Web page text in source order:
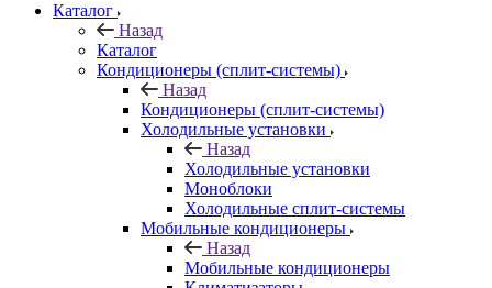
Каталог
Назад
Каталог
Кондиционеры (сплит-системы)
Назад
Кондиционеры (сплит-системы)
Холодильные установки
Назад
Холодильные установки
Моноблоки
Холодильные сплит-системы
Мобильные кондиционеры
Назад
Мобильные кондиционеры